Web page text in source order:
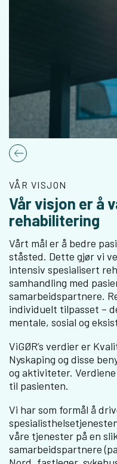
VÅR VISJON
Vår visjon er å
rehabilitering
Vårt mål er å bedre
ståsted. Dette gjør vi
intensiv spesialisert
samhandling med
samarbeidspartnere.
individuelt tilpasset –
mentale, sosial og
ViGØR’s verdier er
Nyskaping og disse
og aktiviteter.
til pasienten.
Vi har som formål å
våre tjenester på en
samarbeidspartnere
Previous